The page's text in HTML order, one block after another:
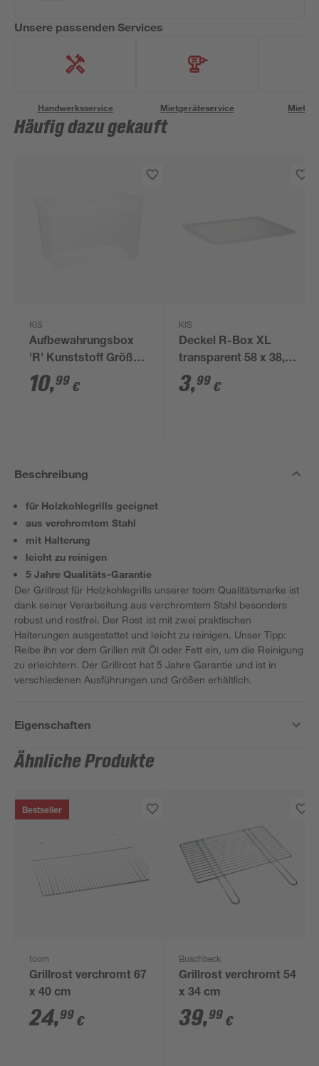
Unsere passenden Services
Handwerksservice Mietgeräteservice
Häufig dazu gekauft
KIS
Aufbewahrungsbox
'R' Kunststoff Größe
XL 57 Liter 56,5 x 38 x
36 cm
10,99 €
KIS
Deckel R-Box XL
transparent 58 x 38,5
cm
3,99 €
Beschreibung
für Holzkohlegrills geeignet
aus verchromtem Stahl
mit Halterung
leicht zu reinigen
5 Jahre Qualitäts-Garantie
Der Grillrost für Holzkohlegrills unserer toom Qualitätsmarke ist
dank seiner Verarbeitung aus verchromtem Stahl besonders
robust und rostfrei. Der Rost ist mit zwei praktischen
Halterungen ausgestattet und leicht zu reinigen. Unser Tipp:
Reibe ihn vor dem Grillen mit Öl oder Fett ein, um die Reinigung
zu erleichtern. Der Grillrost hat 5 Jahre Garantie und ist in
verschiedenen Ausführungen und Größen erhältlich.
Eigenschaften
Ähnliche Produkte
Bestseller
toom
Grillrost verchromt 67
x 40 cm
24,99 €
Buschbeck
Grillrost verchromt 54
x 34 cm
39,99 €